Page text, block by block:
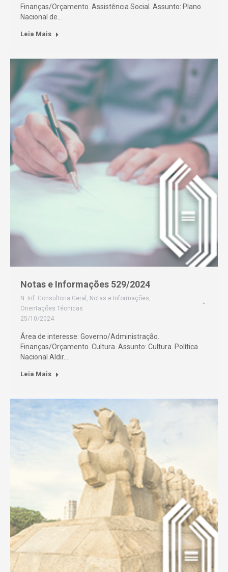
Finanças/Orçamento. Assistência Social. Assunto: Plano
Nacional de…
Leia Mais
Notas e Informações 529/2024
N. Inf. Consultoria Geral , Notas e Informações,
Orientações Técnicas
25/10/2024
Área de interesse: Governo/Administração.
Finanças/Orçamento. Cultura. Assunto: Cultura. Política
Nacional Aldir…
Leia Mais